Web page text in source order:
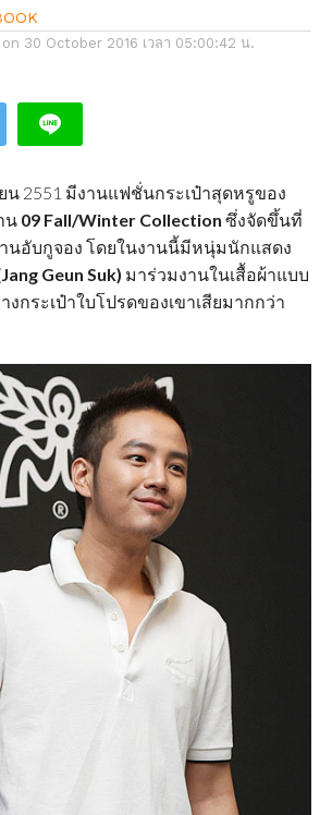
30 October 2016 เวลา 05:00:42 น.
น 2551 มีงานแฟชั่นกระเป๋าสุดหรูของ
น 09 Fall/Winter Collection ซึ่งจัดขึ้นที่
นอับกูจอง โดยในงานนี้มีหนุ่มนักแสดง
Geun Suk) มาร่วมงานในเสื้อผ้าแบบ
งกระเป๋าใบโปรดของเขาเสียมากกว่า